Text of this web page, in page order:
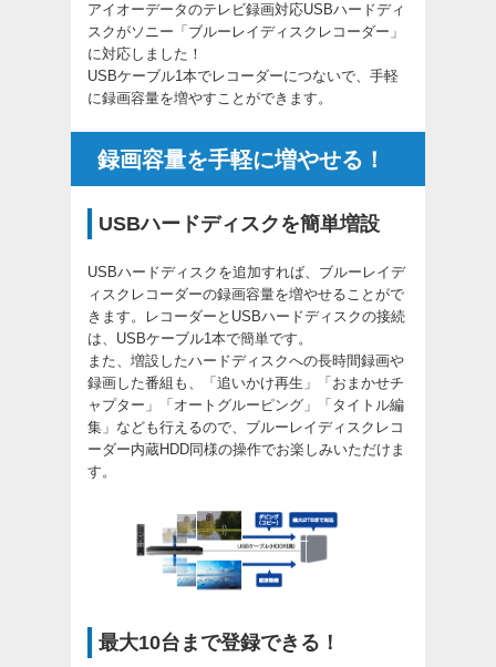
アイオーデータのテレビ録画対応USBハードディ
スクがソニー「ブルーレイディスクレコーダー」
に対応しました！
USBケーブル1本でレコーダーにつないで、手軽
に録画容量を増やすことができます。
録画容量を手軽に増やせる！
USBハードディスクを簡単増設
USBハードディスクを追加すれば、ブルーレイデ
ィスクレコーダーの録画容量を増やせることがで
きます。レコーダーとUSBハードディスクの接続
は、USBケーブル1本で簡単です。
また、増設したハードディスクへの長時間録画や
録画した番組も、「追いかけ再生」「おまかせチ
ャプター」「オートグルーピング」「タイトル編
集」なども行えるので、ブルーレイディスクレコ
ーダー内蔵HDD同様の操作でお楽しみいただけま
す。
最大10台まで登録できる！